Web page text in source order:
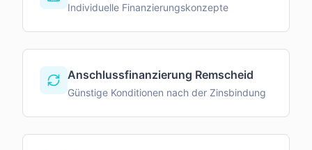
Individuelle Finanzierungskonzepte
Anschlussfinanzierung Remscheid
Günstige Konditionen nach der Zinsbindung